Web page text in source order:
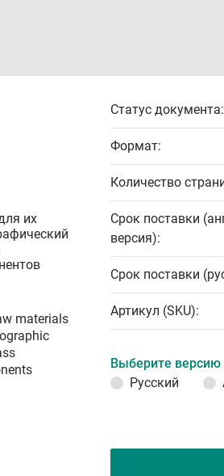
их
materials
Статус документа:
Формат:
Количество
Срок поставки
версия):
Срок поставки
Артикул (SKU):
Выберите версию
Русский